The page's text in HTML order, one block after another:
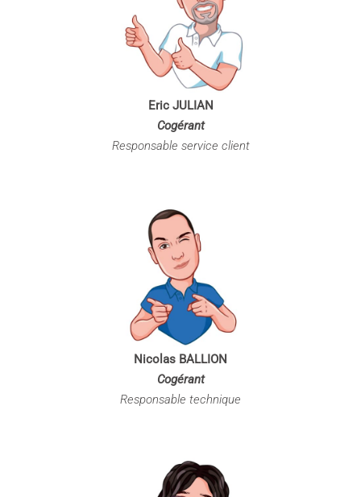
Eric JULIAN
Cogérant
Responsable service client
Nicolas BALLION
Cogérant
Responsable technique